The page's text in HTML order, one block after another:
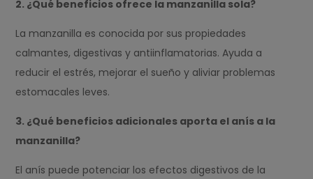
2. ¿Qué beneficios ofrece la manzanilla sola?
La manzanilla es conocida por sus propiedades
calmantes, digestivas y antiinflamatorias. Ayuda a
reducir el estrés, mejorar el sueño y aliviar problemas
estomacales leves.
3. ¿Qué beneficios adicionales aporta el anís a la
manzanilla?
El anís puede potenciar los efectos digestivos de la